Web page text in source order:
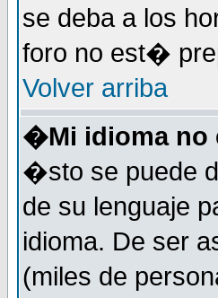
se deba a los
foro no est�
Volver arriba
�Mi idioma no
�sto se puede
de su lenguaje
idioma. De ser
(miles de